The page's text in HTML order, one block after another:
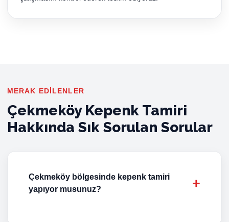
MERAK EDILENLER
Çekmeköy Kepenk Tamiri
Hakkında Sık Sorulan Sorular
Çekmeköy bölgesinde kepenk tamiri
yapıyor musunuz?